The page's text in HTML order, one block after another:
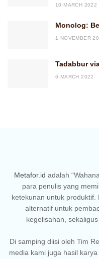
10 MARCH 2022
Monolog:
1 NOVEMBER
Tadabbur
6 MARCH 2022
Metafor.id adalah
para penulis yang
ketekunan untuk
alternatif untuk
kegelisahan,
Di samping diisi oleh Tim
media kami juga hasil